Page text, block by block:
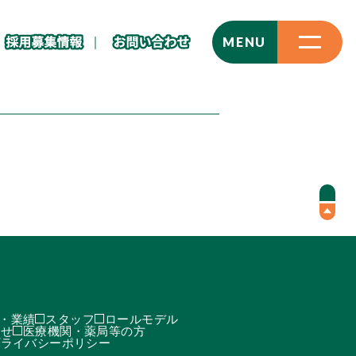
MENU
CLOSE
業績 スタッフ
ロールモデル
医療機関・薬局等の方
イバシーポリシー